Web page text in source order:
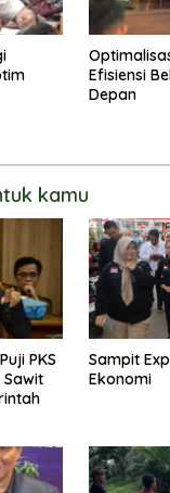
Efisiensi
Depan
kamu
PKS
Sampit
Ekonomi